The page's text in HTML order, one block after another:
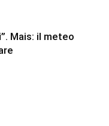
Mais: il meteo